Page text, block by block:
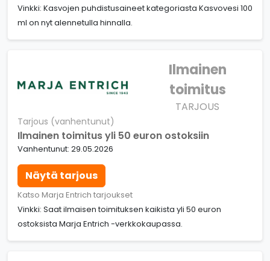
Vinkki: Kasvojen puhdistusaineet kategoriasta Kasvovesi 100
ml on nyt alennetulla hinnalla.
Ilmainen
toimitus
TARJOUS
Tarjous (vanhentunut)
Ilmainen toimitus yli 50 euron ostoksiin
Vanhentunut: 29.05.2026
Näytä tarjous
Katso Marja Entrich tarjoukset
Vinkki: Saat ilmaisen toimituksen kaikista yli 50 euron
ostoksista Marja Entrich -verkkokaupassa.